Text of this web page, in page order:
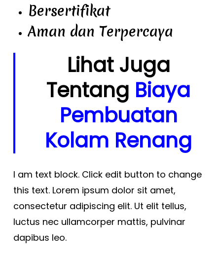
Bersertifikat
Aman dan Terpercaya
Lihat Juga
Tentang Biaya
Pembuatan
Kolam Renang
I am text block. Click edit button to change
this text. Lorem ipsum dolor sit amet,
consectetur adipiscing elit. Ut elit tellus,
luctus nec ullamcorper mattis, pulvinar
dapibus leo.